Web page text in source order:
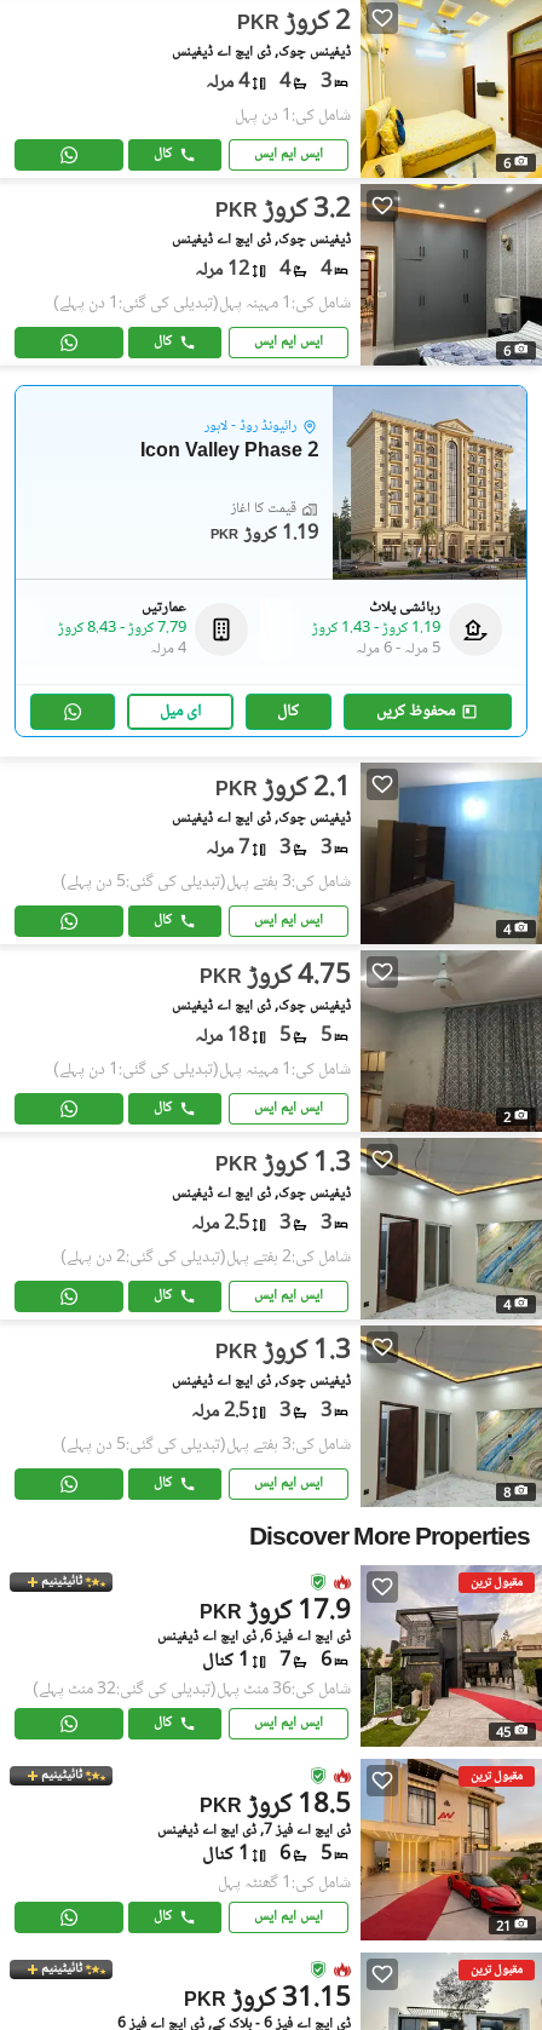
6
PKR 2 کروڑ
ڈیفینس چوک, ڈی ایچ اے ڈیفینس
3
4 4 مرلہ
شامل کی:1 دن پہل
ایس ایم ایس کال
6
PKR 3.2 کروڑ
ڈیفینس چوک, ڈی ایچ اے ڈیفینس
4
4 12 مرلہ
شامل کی:1 مہینہ پہل (تبدیلی کی گئی:1 دن پہلے)
ایس ایم ایس کال
رائیونڈ روڈ - لاہور
Icon Valley Phase 2
قیمت کا آغاز
PKR 1.19 کروڑ
رہائشی پلاٹ
1.19 کروڑ
-1.43 کروڑ
5 مرلہ
-6 مرلہ
عمارتیں
7.79 کروڑ
-8.43 کروڑ
4 مرلہ
محفوظ کریں کال ای میل
4
PKR 2.1 کروڑ
ڈیفینس چوک, ڈی ایچ اے ڈیفینس
3
3 7 مرلہ
شامل کی:3 ہفتے پہل (تبدیلی کی گئی:5 دن پہلے)
ایس ایم ایس کال
2
PKR 4.75 کروڑ
ڈیفینس چوک, ڈی ایچ اے ڈیفینس
5
5 18 مرلہ
شامل کی:1 مہینہ پہل (تبدیلی کی گئی:1 دن پہلے)
ایس ایم ایس کال
4
PKR 1.3 کروڑ
ڈیفینس چوک, ڈی ایچ اے ڈیفینس
3
3 2.5 مرلہ
شامل کی:2 ہفتے پہل (تبدیلی کی گئی:2 دن پہلے)
ایس ایم ایس کال
8
PKR 1.3 کروڑ
ڈیفینس چوک, ڈی ایچ اے ڈیفینس
3
3 2.5 مرلہ
شامل کی:3 ہفتے پہل (تبدیلی کی گئی:5 دن پہلے)
ایس ایم ایس کال
Discover More Properties
مقبول ترین
45
ٹائیٹینیم
PKR 17.9 کروڑ
ڈی ایچ اے فیز 6, ڈی ایچ اے ڈیفینس
6
7 1 کنال
شامل کی:36 منٹ پہل (تبدیلی کی گئی:32 منٹ پہلے)
ایس ایم ایس کال
مقبول ترین
21
ٹائیٹینیم
PKR 18.5 کروڑ
ڈی ایچ اے فیز 7, ڈی ایچ اے ڈیفینس
5
6 1 کنال
شامل کی:1 گھنٹہ پہل
ایس ایم ایس کال
مقبول ترین ٹائیٹینیم
PKR 31.15 کروڑ
ڈی ایچ اے فیز 6 - بلاک کے, ڈی ایچ اے فیز 6